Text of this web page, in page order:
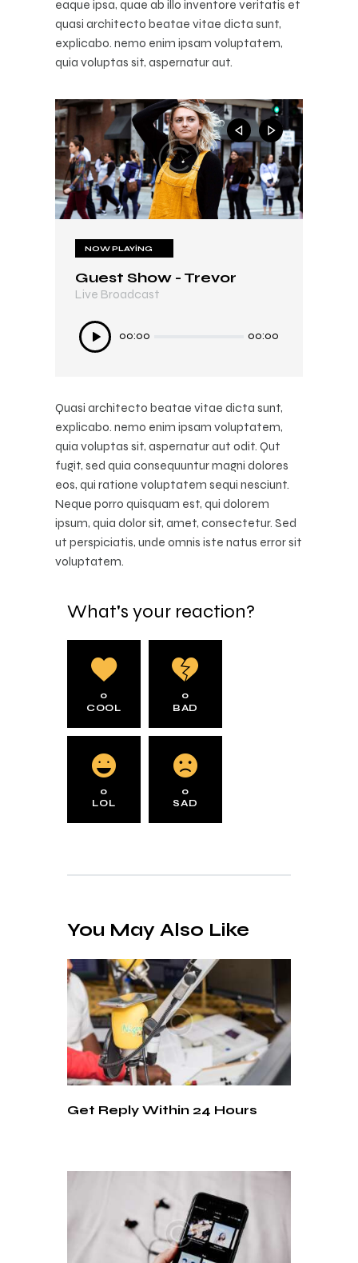
eaque ipsa, quae ab illo inventore veritatis et
quasi architecto beatae vitae dicta sunt,
explicabo. nemo enim ipsam voluptatem,
quia voluptas sit, aspernatur aut.
NOW PLAYING
Guest Show - Trevor
Live Broadcast
Ses
oynatıcı
00:00 00:00
NOW PLAYING
In My Mind
Live Broadcast
Ses
oynatıcı
00:00 00:00
Quasi architecto beatae vitae dicta sunt,
explicabo. nemo enim ipsam voluptatem,
quia voluptas sit, aspernatur aut odit. Qut
fugit, sed quia consequuntur magni dolores
eos, qui ratione voluptatem sequi nesciunt.
Neque porro quisquam est, qui dolorem
ipsum, quia dolor sit, amet, consectetur. Sed
ut perspiciatis, unde omnis iste natus error sit
voluptatem.
What's your reaction?
0
COOL
0
BAD
0
LOL
0
SAD
You May Also Like
Get Reply Within 24 Hours